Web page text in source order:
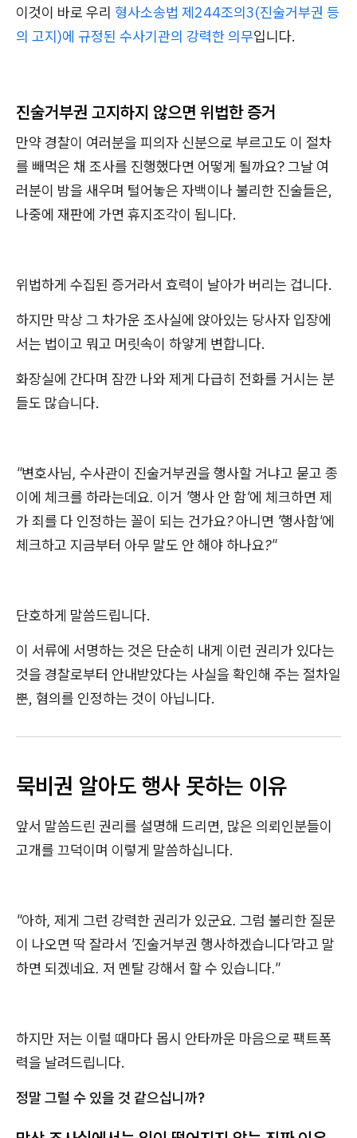
이것이 바로 우리 형사소송법 제244조의3(진술거부권 등
의 고지)에 규정된 수사기관의 강력한 의무입니다.
진술거부권 고지하지 않으면 위법한 증거
만약 경찰이 여러분을 피의자 신분으로 부르고도 이 절차
를 빼먹은 채 조사를 진행했다면 어떻게 될까요? 그날 여
러분이 밤을 새우며 털어놓은 자백이나 불리한 진술들은,
나중에 재판에 가면 휴지조각이 됩니다.
위법하게 수집된 증거라서 효력이 날아가 버리는 겁니다.
하지만 막상 그 차가운 조사실에 앉아있는 당사자 입장에
서는 법이고 뭐고 머릿속이 하얗게 변합니다.
화장실에 간다며 잠깐 나와 제게 다급히 전화를 거시는 분
들도 많습니다.
"변호사님, 수사관이 진술거부권을 행사할 거냐고 묻고 종
이에 체크를 하라는데요. 이거 '행사 안 함'에 체크하면 제
가 죄를 다 인정하는 꼴이 되는 건가요? 아니면 '행사함'에
체크하고 지금부터 아무 말도 안 해야 하나요?"
단호하게 말씀드립니다.
이 서류에 서명하는 것은 단순히 내게 이런 권리가 있다는
것을 경찰로부터 안내받았다는 사실을 확인해 주는 절차일
뿐, 혐의를 인정하는 것이 아닙니다.
묵비권 알아도 행사 못하는 이유
앞서 말씀드린 권리를 설명해 드리면, 많은 의뢰인분들이
고개를 끄덕이며 이렇게 말씀하십니다.
"아하, 제게 그런 강력한 권리가 있군요. 그럼 불리한 질문
이 나오면 딱 잘라서 '진술거부권 행사하겠습니다'라고 말
하면 되겠네요. 저 멘탈 강해서 할 수 있습니다."
하지만 저는 이럴 때마다 몹시 안타까운 마음으로 팩트폭
력을 날려드립니다.
정말 그럴 수 있을 것 같으십니까?